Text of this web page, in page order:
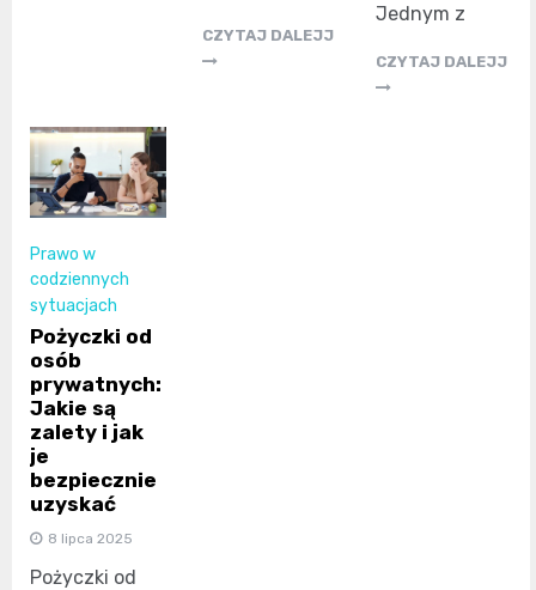
CZYTAJ DALEJJ
Jednym z
CZYTAJ DALEJJ
Prawo w
codziennych
sytuacjach
Pożyczki od
osób
prywatnych:
Jakie są
zalety i jak
je
bezpiecznie
uzyskać
8 lipca 2025
Pożyczki od